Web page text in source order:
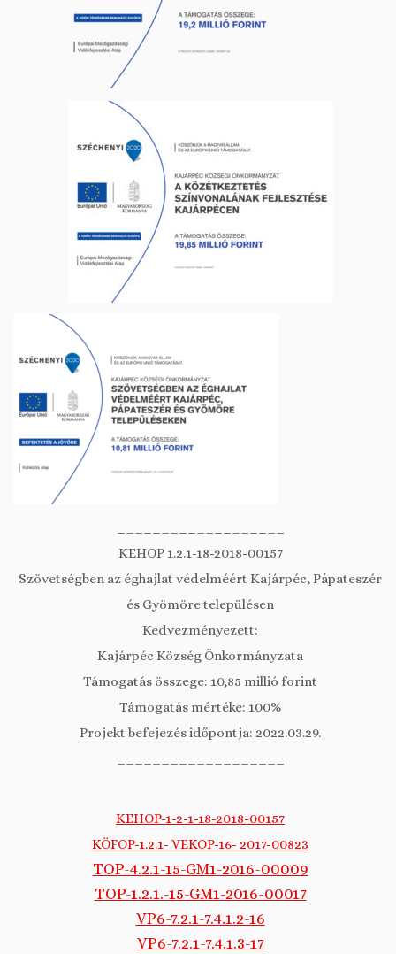
KEHOP 1.2.1-18-2018-00157
Szövetségben az éghajlat védelméért Kajárpéc, Pápateszér
és Gyömöre településen
Kedvezményezett:
Kajárpéc Község Önkormányzata
Támogatás összege: 10,85 millió forint
Támogatás mértéke: 100%
Projekt befejezés időpontja: 2022.03.29.
KEHOP-1-2-1-18-2018-00157
KÖFOP-1.2.1- VEKOP-16- 2017-00823
TOP-4.2.1-15-GM1-2016-00009
TOP-1.2.1.-15-GM1-2016-00017
VP6-7.2.1-7.4.1.2-16
VP6-7.2.1-7.4.1.3-17